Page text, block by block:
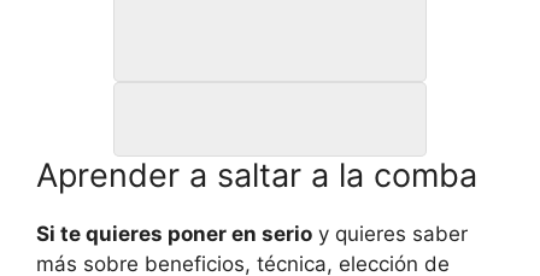
Aprender a saltar a la comba
Si te quieres poner en serio y quieres saber
más sobre beneficios, técnica, elección de